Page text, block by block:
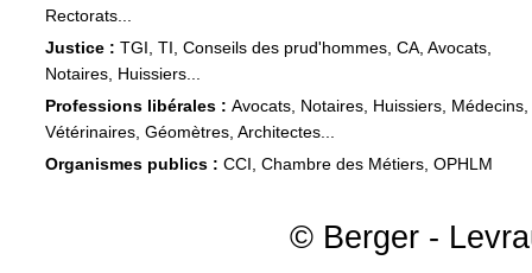
Rectorats...
Justice : TGI, TI, Conseils des prud'hommes, CA, Avocats,
Notaires, Huissiers...
Professions libérales : Avocats, Notaires, Huissiers, Médecins,
Vétérinaires, Géomètres, Architectes...
Organismes publics : CCI, Chambre des Métiers, OPHLM
© Berger -